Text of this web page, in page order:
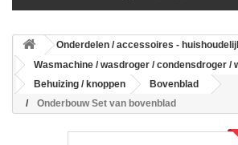
Onderdelen / accessoires -
Wasmachine / wasdroger / condensdroger /
Behuizing / knoppen
Bovenblad
Onderbouw Set van bovenblad